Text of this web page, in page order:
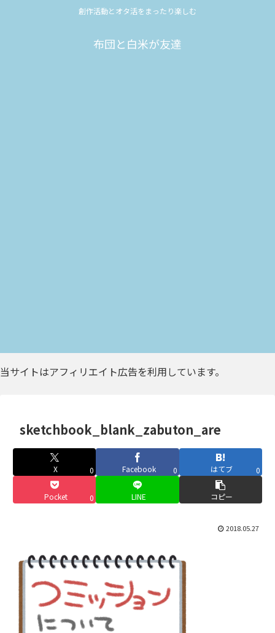
創作活動とオタ活をまったり楽しむ
布団と白米が友達
当サイトはアフィリエイト広告を利用しています。
sketchbook_blank_zabuton_are
X 0 Facebook 0 はてブ 0
Pocket 0 LINE コピー
2018.05.27